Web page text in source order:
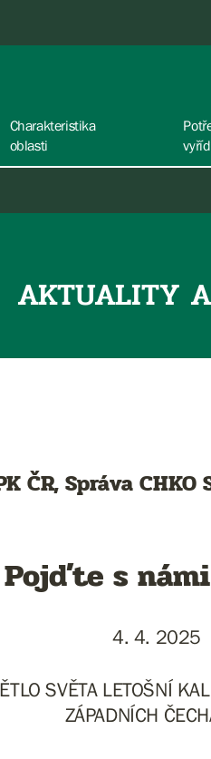
Charakteristika
oblasti
AKTUALITY
ČR, Správa
s
4. 4. 2025
SVĚTA LETOŠNÍ
ZÁPADNÍCH